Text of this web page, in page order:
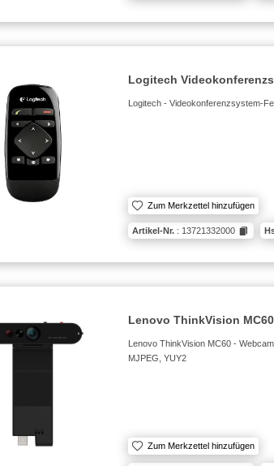
Logitech
Logitech - Videokonferenzsystem-
Zum Merkzettel hinzufügen
Artikel-Nr. : 13721332000
Lenovo ThinkVision
Lenovo ThinkVision MC60 -
MJPEG, YUY2
Zum Merkzettel hinzufügen